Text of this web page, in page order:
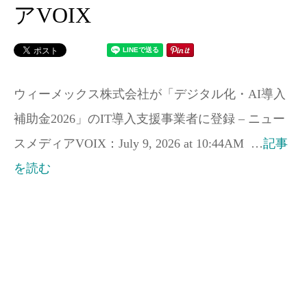
アVOIX
ウィーメックス株式会社が「デジタル化・AI導入
補助金2026」のIT導入支援事業者に登録 – ニュー
スメディアVOIX：July 9, 2026 at 10:44AM …記事
を読む